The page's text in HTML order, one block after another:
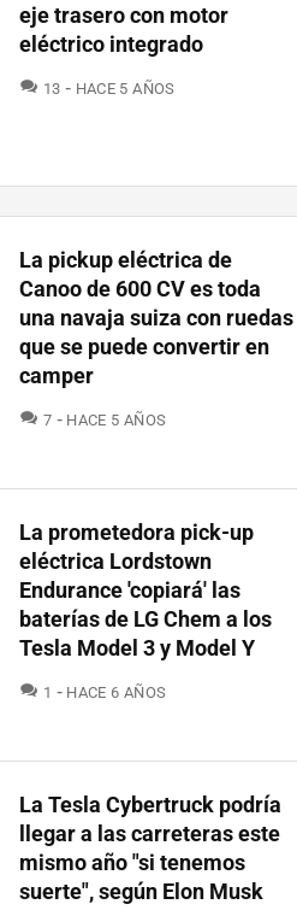
eje trasero con motor
eléctrico integrado
13 COMENTARIOS
HACE 5 AÑOS
La pickup eléctrica de
Canoo de 600 CV es toda
una navaja suiza con ruedas
que se puede convertir en
camper
7 COMENTARIOS
HACE 5 AÑOS
La prometedora pick-up
eléctrica Lordstown
Endurance 'copiará' las
baterías de LG Chem a los
Tesla Model 3 y Model Y
1 COMENTARIOS
HACE 6 AÑOS
La Tesla Cybertruck podría
llegar a las carreteras este
mismo año "si tenemos
suerte", según Elon Musk